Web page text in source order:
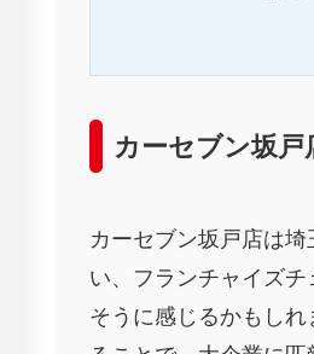
カーセブン坂戸
カーセブン坂戸店は
い、フランチャイズ
そうに感じるかもし